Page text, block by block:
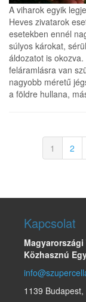
A viharok egyik
Heves zivatarok
esetekben ennél
súlyos károkat,
áldozatot is
feláramlásra van
nagyobb méretű
a földre hullana,
1 2
Kapcsolat
Közhasznú
1139